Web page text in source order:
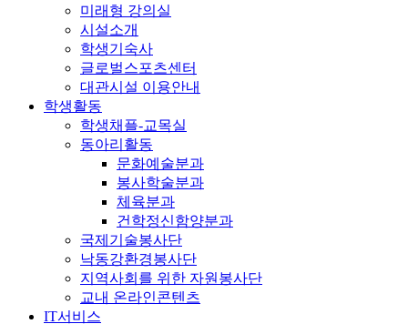
미래형 강의실
시설소개
학생기숙사
글로벌스포츠센터
대관시설 이용안내
학생활동
학생채플-교목실
동아리활동
문화예술분과
봉사학술분과
체육분과
건학정신함양분과
국제기술봉사단
낙동강환경봉사단
지역사회를 위한 자원봉사단
교내 온라인콘텐츠
IT서비스